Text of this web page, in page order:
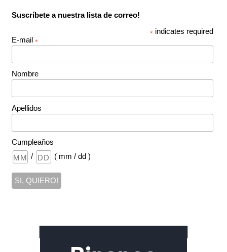
Suscríbete a nuestra lista de correo!
* indicates required
E-mail *
Nombre
Apellidos
Cumpleaños
/
( mm / dd )